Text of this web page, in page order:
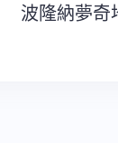
波隆納夢奇